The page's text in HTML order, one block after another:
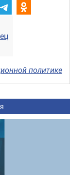
политике